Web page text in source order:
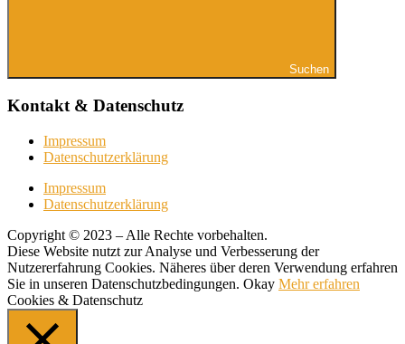
Suchen
Kontakt & Datenschutz
Impressum
Datenschutzerklärung
Impressum
Datenschutzerklärung
Copyright © 2023 – Alle Rechte vorbehalten.
Diese Website nutzt zur Analyse und Verbesserung der
Nutzererfahrung Cookies. Näheres über deren Verwendung erfahren
Sie in unseren Datenschutzbedingungen. Okay Mehr erfahren
Cookies & Datenschutz